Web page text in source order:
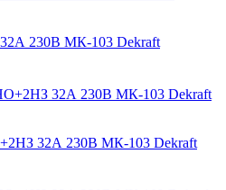
230В МК-103 Dekraft
32А 230В МК-103 Dekraft